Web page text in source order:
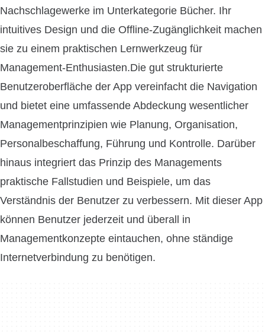
Nachschlagewerke im Unterkategorie Bücher. Ihr
intuitives Design und die Offline-Zugänglichkeit machen
sie zu einem praktischen Lernwerkzeug für
Management-Enthusiasten.Die gut strukturierte
Benutzeroberfläche der App vereinfacht die Navigation
und bietet eine umfassende Abdeckung wesentlicher
Managementprinzipien wie Planung, Organisation,
Personalbeschaffung, Führung und Kontrolle. Darüber
hinaus integriert das Prinzip des Managements
praktische Fallstudien und Beispiele, um das
Verständnis der Benutzer zu verbessern. Mit dieser App
können Benutzer jederzeit und überall in
Managementkonzepte eintauchen, ohne ständige
Internetverbindung zu benötigen.